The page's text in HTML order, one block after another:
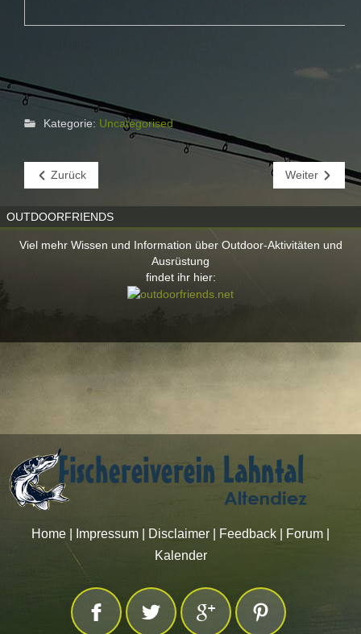
Kategorie: Uncategorised
Zurück Weiter
OUTDOORFRIENDS
Viel mehr Wissen und Information über Outdoor-Aktivitäten und
Ausrüstung
findet ihr hier:
Home Impressum Disclaimer Feedback Forum
Kalender